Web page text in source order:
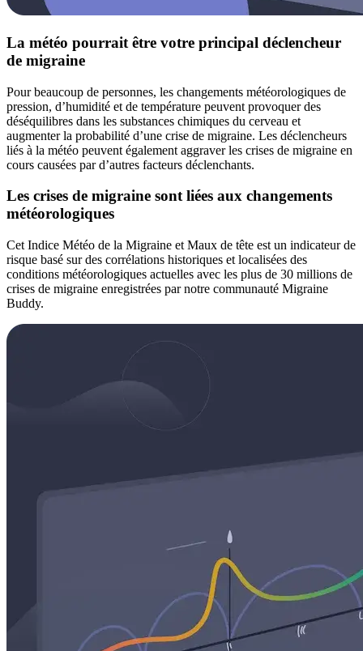
La météo pourrait être votre principal déclencheur
de migraine
Pour beaucoup de personnes, les changements météorologiques de
pression, d’humidité et de température peuvent provoquer des
déséquilibres dans les substances chimiques du cerveau et
augmenter la probabilité d’une crise de migraine. Les déclencheurs
liés à la météo peuvent également aggraver les crises de migraine en
cours causées par d’autres facteurs déclenchants.
Les crises de migraine sont liées aux changements
météorologiques
Cet Indice Météo de la Migraine et Maux de tête est un indicateur de
risque basé sur des corrélations historiques et localisées des
conditions météorologiques actuelles avec les plus de 30 millions de
crises de migraine enregistrées par notre communauté Migraine
Buddy.